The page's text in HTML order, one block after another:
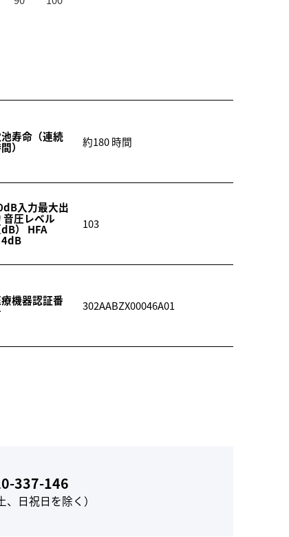
寿命（連続
） 約180 時間
入力最大出
音圧レベル
） HFA 103
機器認証番 302AABZX00046A01
337-146
日祝日を除く）